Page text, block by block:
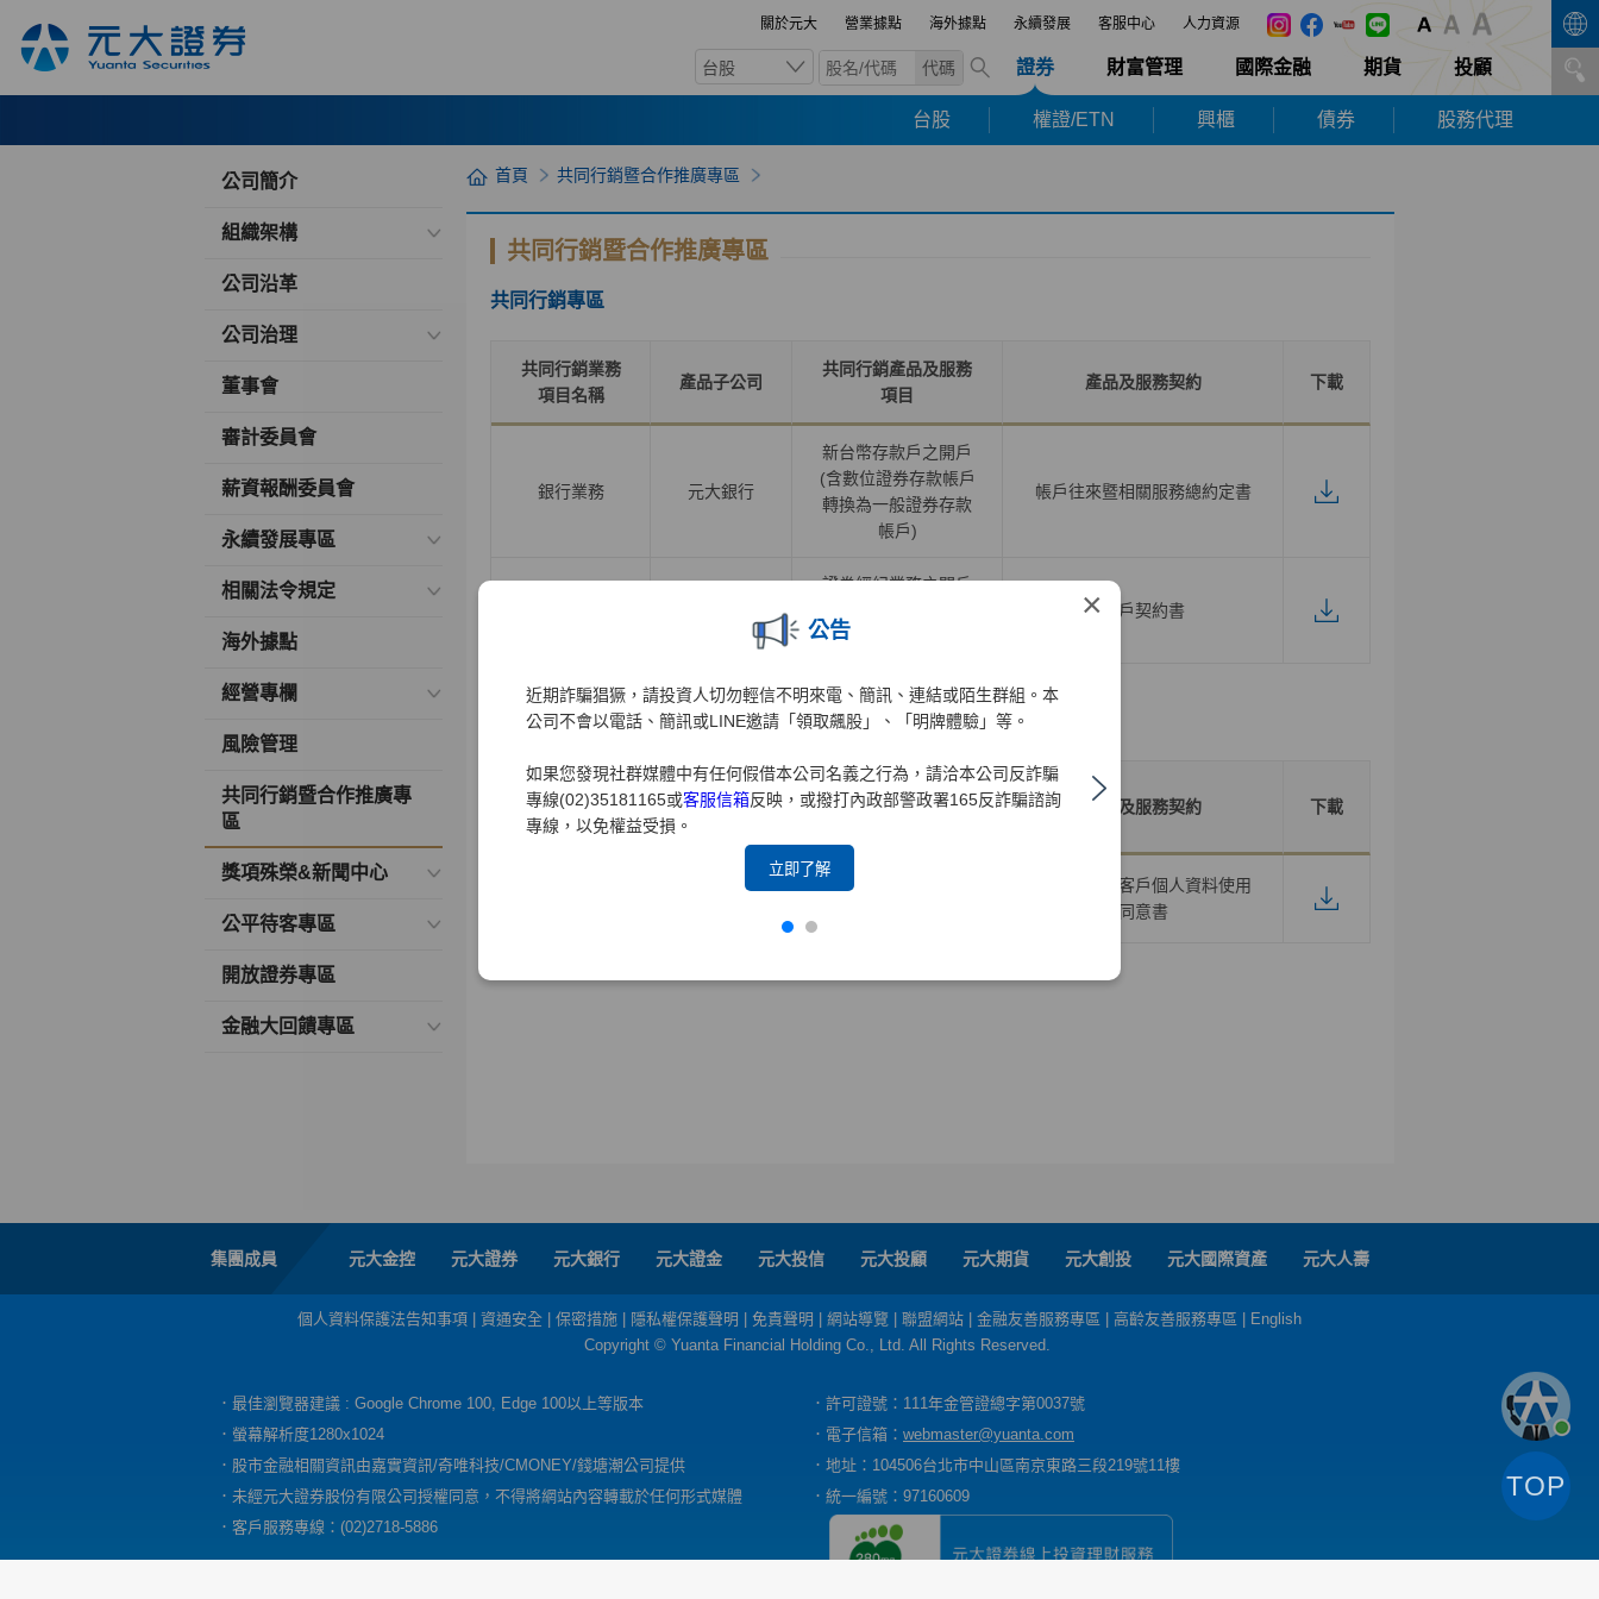
關於元大 營業據點 海外據點 永續發展 客服中心 人力資源
台股 代碼 證券 財富管理 國際金融 期貨 投顧
台股 權證/ETN 興櫃 債券 股務代理
×
公告
近期詐騙猖獗，請投資人切勿輕信不明來電、簡訊、連結或陌生群組。本
公司不會以電話、簡訊或LINE邀請「領取飆股」、「明牌體驗」等。
如果您發現社群媒體中有任何假借本公司名義之行為，請洽本公司反詐騙
專線(02)35181165或客服信箱反映，或撥打內政部警政署165反詐騙諮詢
專線，以免權益受損。
立即了解
公司簡介
組織架構
公司沿革
公司治理
董事會
審計委員會
薪資報酬委員會
永續發展專區
相關法令規定
海外據點
經營專欄
風險管理
共同行銷暨合作推廣專
區
獎項殊榮&新聞中心
公平待客專區
開放證券專區
金融大回饋專區
首頁 共同行銷暨合作推廣專區
共同行銷暨合作推廣專區
共同行銷專區
共同行銷業務
項目名稱
產品子公司
共同行銷產品及服務
項目
產品及服務契約 下載
銀行業務 元大銀行
新台幣存款戶之開戶
(含數位證券存款帳戶
轉換為一般證券存款
帳戶)
帳戶往來暨相關服務總約定書
證券經紀業務之開戶
開戶契約書
合作推廣專區
合作推廣業務
項目名稱
產品子公司
合作推廣產品及服務
產品及服務契約 下載
合作推廣他業商品或
合作推廣之客戶個人資料使用
同意書
集團成員 元大金控 元大證券 元大銀行 元大證金 元大投信 元大投顧 元大期貨 元大創投 元大國際資產 元大人壽
個人資料保護法告知事項 資通安全 保密措施 隱私權保護聲明 免責聲明 網站導覽 聯盟網站 金融友善服務專區 高齡友善服務專區
English
Copyright © Yuanta Financial Holding Co., Ltd. All Rights Reserved.
．最佳瀏覽器建議 : Google Chrome 100, Edge 100以上等版本
．許可證號：111年金管證總字第0037號
．螢幕解析度1280x1024
．電子信箱： webmaster@yuanta.com
．股市金融相關資訊由嘉實資訊/奇唯科技/CMONEY/錢塘潮公司提供
．地址：104506台北市中山區南京東路三段219號11樓
．未經元大證券股份有限公司授權同意，不得將網站內容轉載於任何形式媒體
．統一編號：97160609
．客戶服務專線：(02)2718-5886
TOP